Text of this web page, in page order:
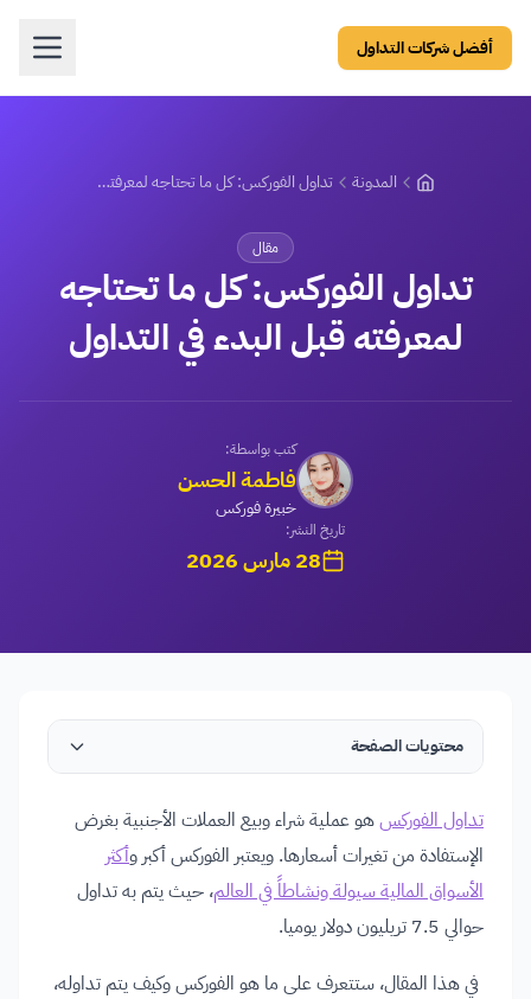
أفضل شركات التداول
المدونة تداول الفوركس: كل ما تحتاجه لمعرفته قبل البدء في التداول
مقال
تداول الفوركس: كل ما تحتاجه
لمعرفته قبل البدء في التداول
كتب بواسطة:
فاطمة الحسن
خبيرة فوركس
تاريخ النشر:
28 مارس 2026
محتويات الصفحة
تداول الفوركسهو عملية شراء وبيع العملات الأجنبية بغرض
الإستفادة من تغيرات أسعارها. ويعتبر الفوركس أكبر وأكثر
الأسواق المالية سيولة ونشاطاً في العالم، حيث يتم به تداول
حوالي 7.5 تريليون دولار يوميا.
في هذا المقال، ستتعرف على ما هو الفوركس وكيف يتم تداوله،